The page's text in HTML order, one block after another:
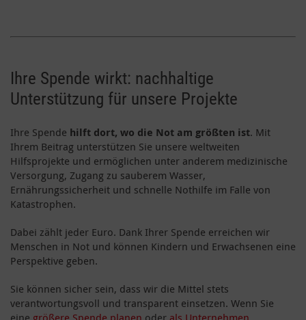
Ihre Spende wirkt: nachhaltige
Unterstützung für unsere Projekte
Ihre Spende hilft dort, wo die Not am größten ist. Mit
Ihrem Beitrag unterstützen Sie unsere weltweiten
Hilfsprojekte und ermöglichen unter anderem medizinische
Versorgung, Zugang zu sauberem Wasser,
Ernährungssicherheit und schnelle Nothilfe im Falle von
Katastrophen.
Dabei zählt jeder Euro. Dank Ihrer Spende erreichen wir
Menschen in Not und können Kindern und Erwachsenen eine
Perspektive geben.
Sie können sicher sein, dass wir die Mittel stets
verantwortungsvoll und transparent einsetzen. Wenn Sie
eine größere Spende planen oder als Unternehmen